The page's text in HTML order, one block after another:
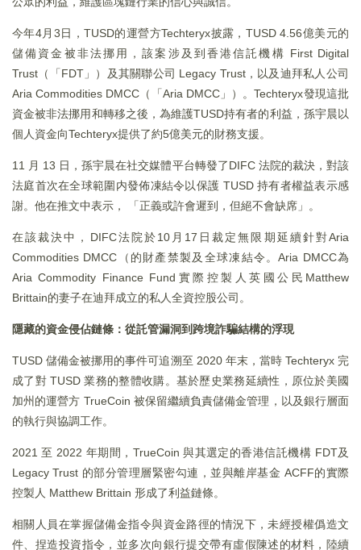
今年4月3日，TUSD的運營方Techteryx披露，TUSD 4.56億美元的
儲備資金被非法挪用，該案涉及到香港信託機構 First Digital
Trust（「FDT」）及其關聯公司 Legacy Trust，以及迪拜私人公司
Aria Commodities DMCC（「Aria DMCC」）。Techteryx發現這批
資金被非法挪用和轉移之後，為維護TUSD持有者的利益，孫宇晨以
個人資金向Techteryx提供了約5億美元的財務支援。
11 月 13 日，孫宇晨在社交媒體平台轉發了DIFC 法院的裁決，對該
法庭首次在全球範圍内發佈凍結令以保護 TUSD 持有者權益表示感
謝。他在推文中表示， 「正義或許會遲到，但絕不會缺席」。
在該裁決中，DIFC法院於10月17日裁定無限期延續針對Aria
Commodities DMCC（的財產禁製及全球凍結令。Aria DMCC為
Aria Commodity Finance Fund實際控製人英國公民Matthew
Brittain的妻子在迪拜成立的私人全資控股公司。
隱藏的資金侵佔鏈條：從託管漏洞到跨境詐騙結構的浮現
TUSD 儲備金被挪用的事件可追溯至 2020 年末，當時 Techteryx 完
成了對 TUSD 業務的整體收購。基於歷史業務延續性，原位於美國
加州的運營方 TrueCoin 被保留繼續負責儲備金管理，以及銀行層面
的執行與協調工作。
2021 至 2022 年期間，TrueCoin 與其選定的香港信託機構 FDT及
Legacy Trust 的部分管理層緊密勾連，並與離岸基金 ACFF的實際
控製人 Matthew Brittain 形成了利益鏈條。
相關人員在掌握儲備金指令與資金路徑的情況下，未經授權僞造文
件、捏造投資指令，並多次向銀行提交帶有虛假陳述的材料，陸續